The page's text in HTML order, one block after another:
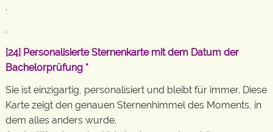
.
.
[24] Personalisierte Sternenkarte mit dem Datum der
Bachelorprüfung *
Sie ist einzigartig, personalisiert und bleibt für immer. Diese
Karte zeigt den genauen Sternenhimmel des Moments, in
dem alles anders wurde.